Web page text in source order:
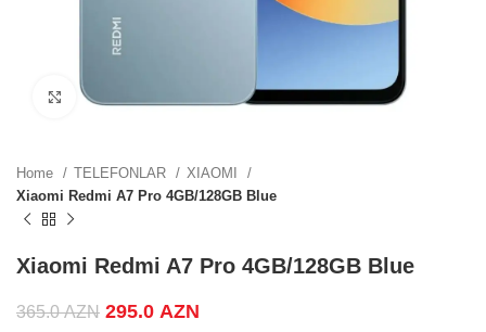
Click to enlarge
Home TELEFONLAR
XIAOMI
Xiaomi Redmi A7 Pro 4GB/128GB Blue
Xiaomi Redmi A7 Pro 4GB/128GB Blue
365.0AZN Original price was: 365.0 AZN.
295.0 AZN